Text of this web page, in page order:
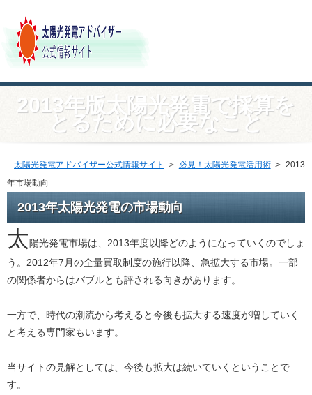
2013年版太陽光発電で採算を
とるために必要なこと
太陽光発電アドバイザー公式情報サイト ＞ 必見！太陽光発電活用術 ＞ 2013
年市場動向
2013年太陽光発電の市場動向
太陽光発電市場は、2013年度以降どのようになっていくのでしょ
う。2012年7月の全量買取制度の施行以降、急拡大する市場。一部
の関係者からはバブルとも評される向きがあります。
一方で、時代の潮流から考えると今後も拡大する速度が増していく
と考える専門家もいます。
当サイトの見解としては、今後も拡大は続いていくということで
す。